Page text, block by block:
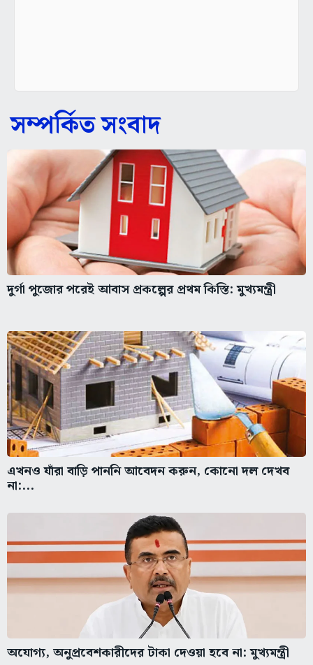
সম্পর্কিত সংবাদ
দুর্গা পুজোর পরেই আবাস প্রকল্পের প্রথম কিস্তি: মুখ্যমন্ত্রী
এখনও যাঁরা বাড়ি পাননি আবেদন করুন, কোনো দল দেখব
না:...
অযোগ্য, অনুপ্রবেশকারীদের টাকা দেওয়া হবে না: মুখ্যমন্ত্রী